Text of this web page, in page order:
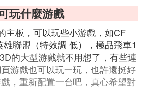
玩什麼游戲
主板，可以玩些小游戲，如CF
雄聯盟（特效調 低），極品飛車1
的大型游戲就不用想了，有些連
游戲也可以玩一玩，也許還挺好
，重新配置一台吧，真心希望對